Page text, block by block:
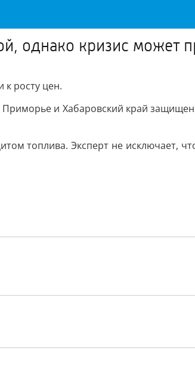
однако кризис может
к росту цен.
и Хабаровский край
топлива. Эксперт не исключает,